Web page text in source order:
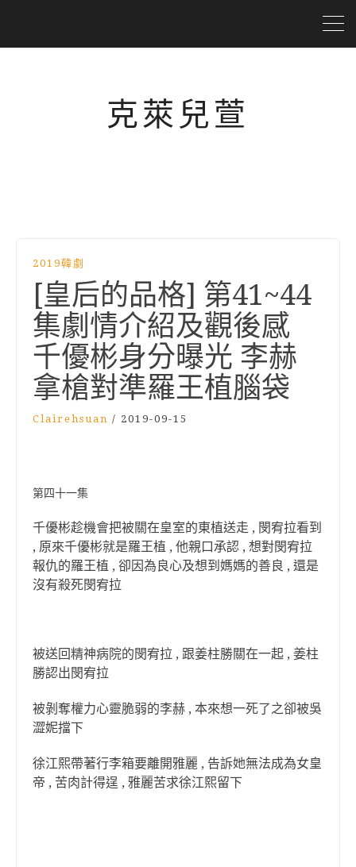
克萊兒萱
2019韓劇
[皇后的品格] 第41~44
集劇情介紹及觀後感
千優彬身分曝光 李赫
拿槍對準羅王植腦袋
Clairehsuan / 2019-09-15
第四十一集
千優彬趁機會把被關在皇室的東植送走 , 閔宥拉看到
, 原來千優彬就是羅王植 , 他親口承認 , 想對閔宥拉
報仇的羅王植 , 卻因為良心及想到媽媽的善良 , 還是
沒有殺死閔宥拉
被送回精神病院的閔宥拉 , 跟姜柱勝關在一起 , 姜柱
勝認出閔宥拉
被剝奪權力心靈脆弱的李赫 , 本來想一死了之卻被吳
澀妮擋下
徐江熙帶著行李箱要離開雅麗 , 告訴她無法成為女皇
帝 , 苦肉計得逞 , 雅麗苦求徐江熙留下